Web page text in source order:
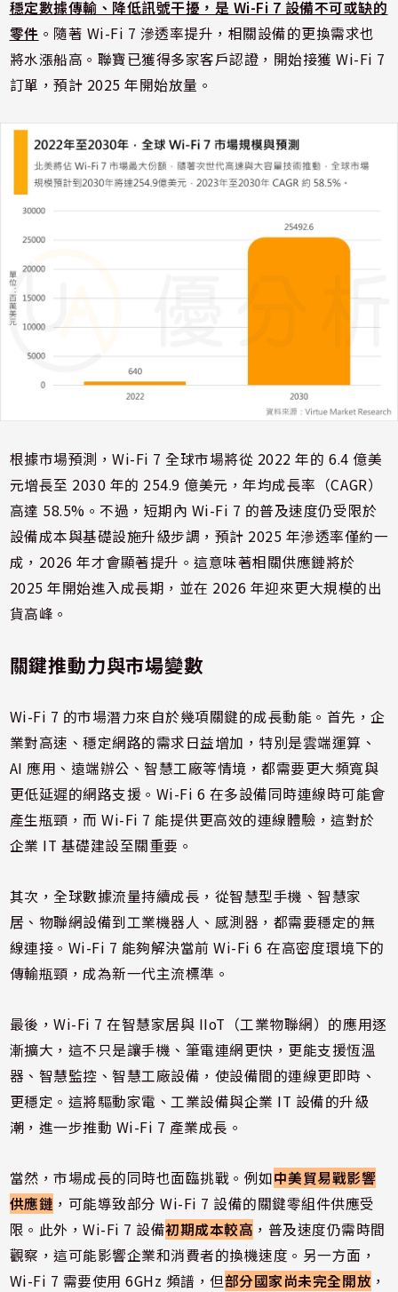
穩定數據傳輸、降低訊號干擾，是 Wi-Fi 7 設備不可或缺的
零件 。隨著 Wi-Fi 7 滲透率提升，相關設備的更換需求也
將水漲船高。聯寶已獲得多家客戶認證，開始接獲 Wi-Fi 7
訂單，預計 2025 年開始放量。
根據市場預測，Wi-Fi 7 全球市場將從 2022 年的 6.4 億美
元增長至 2030 年的 254.9 億美元，年均成長率（CAGR）
高達 58.5%​。不過，短期內 Wi-Fi 7 的普及速度仍受限於
設備成本與基礎設施升級步調，預計 2025 年滲透率僅約一
成，2026 年才會顯著提升。這意味著相關供應鏈將於
2025 年開始進入成長期，並在 2026 年迎來更大規模的出
貨高峰。
關鍵推動力與市場變數
Wi-Fi 7 的市場潛力來自於幾項關鍵的成長動能。首先，企
業對高速、穩定網路的需求日益增加，特別是雲端運算、
AI 應用、遠端辦公、智慧工廠等情境，都需要更大頻寬與
更低延遲的網路支援。Wi-Fi 6 在多設備同時連線時可能會
產生瓶頸，而 Wi-Fi 7 能提供更高效的連線體驗，這對於
企業 IT 基礎建設至關重要。
其次，全球數據流量持續成長，從智慧型手機、智慧家
居、物聯網設備到工業機器人、感測器，都需要穩定的無
線連接。Wi-Fi 7 能夠解決當前 Wi-Fi 6 在高密度環境下的
傳輸瓶頸，成為新一代主流標準。
最後，Wi-Fi 7 在智慧家居與 IIoT（工業物聯網）的應用逐
漸擴大，這不只是讓手機、筆電連網更快，更能支援恆溫
器、智慧監控、智慧工廠設備，使設備間的連線更即時、
更穩定。這將驅動家電、工業設備與企業 IT 設備的升級
潮，進一步推動 Wi-Fi 7 產業成長。
當然，市場成長的同時也面臨挑戰。例如中美貿易戰影響
供應鏈 ，可能導致部分 Wi-Fi 7 設備的關鍵零組件供應受
限。此外，Wi-Fi 7 設備初期成本較高 ，普及速度仍需時間
觀察，這可能影響企業和消費者的換機速度。另一方面，
Wi-Fi 7 需要使用 6GHz 頻譜，但部分國家尚未完全開放 ，